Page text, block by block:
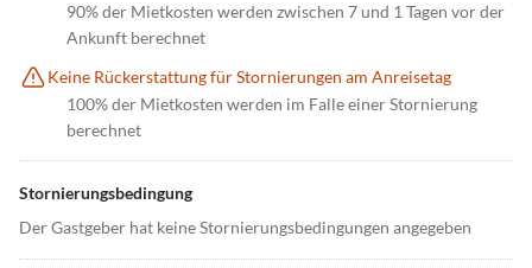
90% der Mietkosten werden zwischen 7 und 1 Tagen vor der
Ankunft berechnet
Keine Rückerstattung für Stornierungen am Anreisetag
100% der Mietkosten werden im Falle einer Stornierung
berechnet
Stornierungsbedingung
Der Gastgeber hat keine Stornierungsbedingungen angegeben